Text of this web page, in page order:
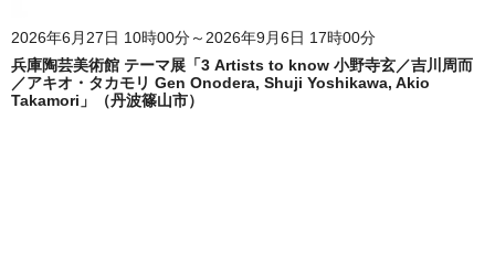
2026年6月27日 10時00分～2026年9月6日 17時00分
兵庫陶芸美術館 テーマ展「3 Artists to know 小野寺玄／吉川周而
／アキオ・タカモリ Gen Onodera, Shuji Yoshikawa, Akio
Takamori」（丹波篠山市）